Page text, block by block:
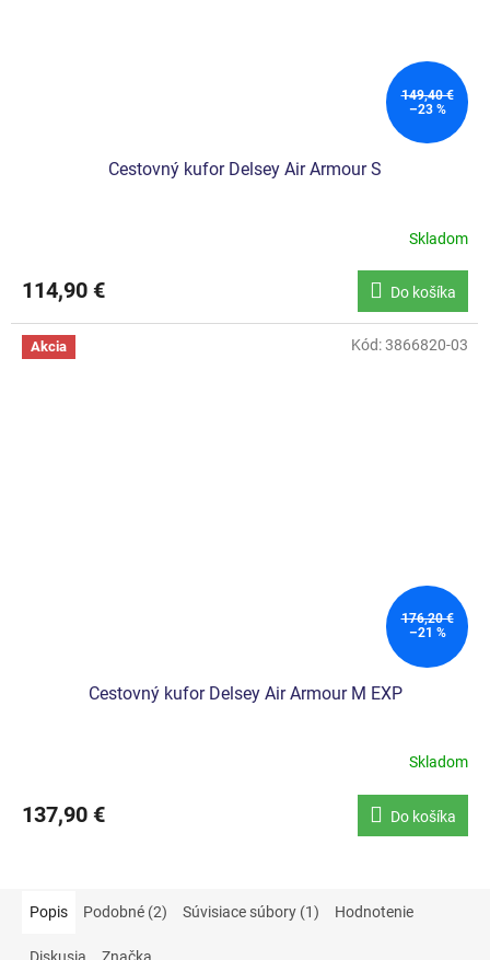
149,40 €
–23 %
Cestovný kufor Delsey Air Armour S
Skladom
114,90 € Do košíka
Akcia
176,20 €
–21 %
Cestovný kufor Delsey Air Armour M EXP
Skladom
137,90 € Do košíka
Kód:3866820-03
Popis Podobné (2) Súvisiace súbory (1) Hodnotenie